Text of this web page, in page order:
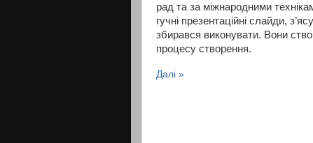
рад та за міжнародними
гучні презентаційні слайди,
збирався виконувати. Вони
процесу створення.
Далі »